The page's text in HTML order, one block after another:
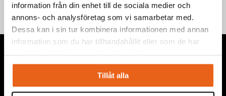
information från din enhet till de sociala medier och
annons- och analysföretag som vi samarbetar med.
Dessa kan i sin tur kombinera informationen med annan
information som du har tillhandahållit eller som de har
Tillåt alla